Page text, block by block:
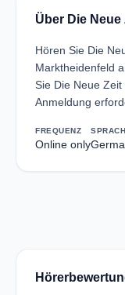
Über Die
Hören Sie Die
Marktheidenfeld
Sie Die Neue
Anmeldung
FREQUENZ
Online only